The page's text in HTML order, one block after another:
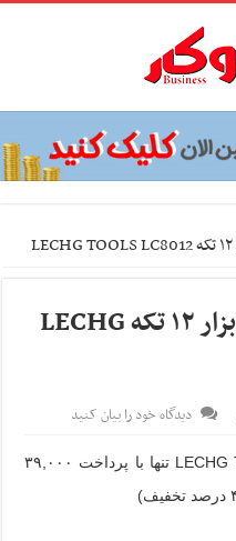
۴۸درصد تخفیف جعبه ابزار ۱۲ تکه LECHG
دیدگاه خود را بیان کنید